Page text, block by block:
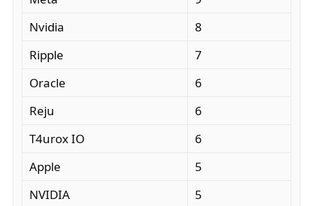
Nvidia
8
Ripple
7
Oracle
6
Reju
6
T4urox IO
6
Apple
5
NVIDIA
5